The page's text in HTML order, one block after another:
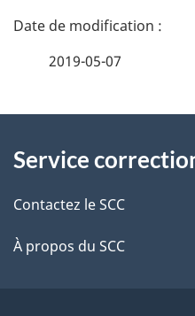
D
i
l
s
2019-05-07
propos
de
ce
Service
Contactez le SCC
À propos du SCC